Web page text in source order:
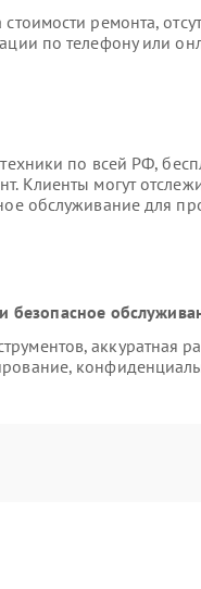
ремонта,
по телефону или
по всей РФ,
Клиенты могут
обслуживание для
аккуратная